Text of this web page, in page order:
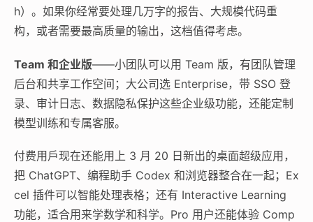
h）。如果你经常要处理几万字的报告、大规模代码重
构，或者需要最高质量的输出，这档值得考虑。
Team 和企业版——小团队可以用 Team 版，有团队管理
后台和共享工作空间；大公司选 Enterprise，带 SSO 登
录、审计日志、数据隐私保护这些企业级功能，还能定制
模型训练和专属客服。
付费用戶现在还能用上 3 月 20 日新出的桌面超级应用，
把 ChatGPT、编程助手 Codex 和浏览器整合在一起；Ex
cel 插件可以智能处理表格；还有 Interactive Learning
功能，适合用来学数学和科学。Pro 用户还能体验 Comp